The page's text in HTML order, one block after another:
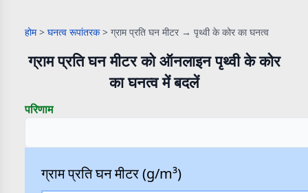
होम > घनत्व रूपांतरक > ग्राम प्रति घन मीटर → पृथ्वी के कोर का घनत्व
ग्राम प्रति घन मीटर को ऑनलाइन पृथ्वी के कोर
का घनत्व में बदलें
परिणाम
ग्राम प्रति घन मीटर (g/m³)